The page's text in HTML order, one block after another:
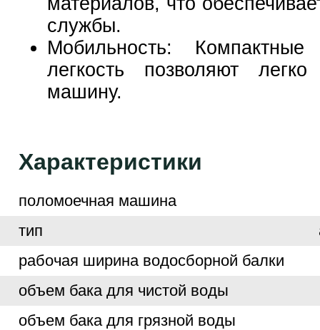
службы.
Мобильность:
легкость позволяют
машину.
Характеристики
поломоечная машина
тип
рабочая ширина водосборной балки
объем бака для чистой воды
объем бака для грязной воды